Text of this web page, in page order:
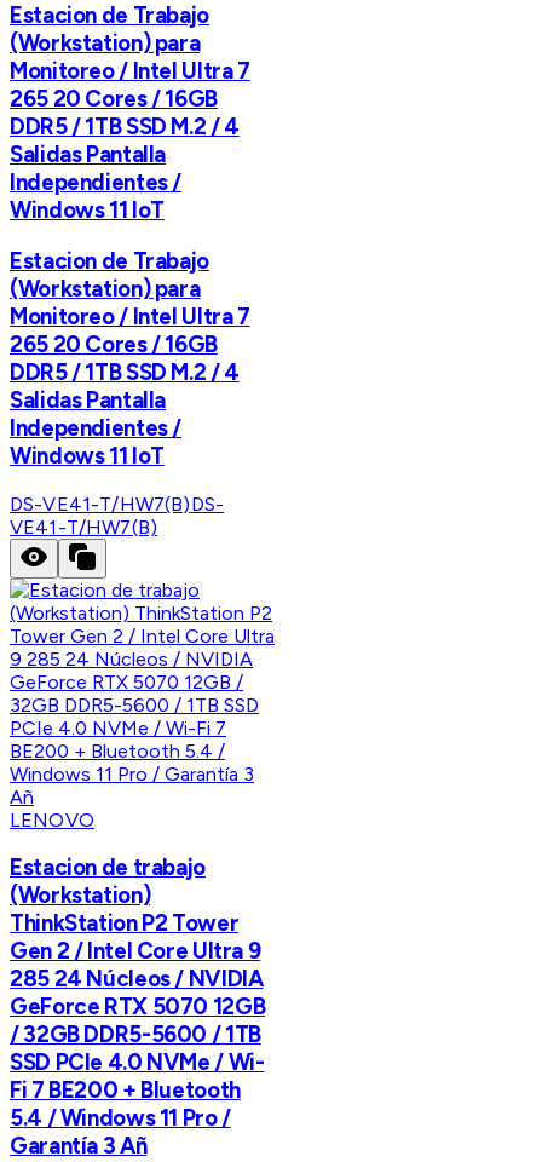
Estacion de Trabajo
(Workstation) para
Monitoreo / Intel Ultra 7
265 20 Cores / 16GB
DDR5 / 1TB SSD M.2 / 4
Salidas Pantalla
Independientes /
Windows 11 IoT
Estacion de Trabajo
(Workstation) para
Monitoreo / Intel Ultra 7
265 20 Cores / 16GB
DDR5 / 1TB SSD M.2 / 4
Salidas Pantalla
Independientes /
Windows 11 IoT
DS-VE41-T/HW7(B)DS-
VE41-T/HW7(B)
LENOVO
Estacion de trabajo
(Workstation)
ThinkStation P2 Tower
Gen 2 / Intel Core Ultra 9
285 24 Núcleos / NVIDIA
GeForce RTX 5070 12GB
/ 32GB DDR5-5600 / 1TB
SSD PCIe 4.0 NVMe / Wi-
Fi 7 BE200 + Bluetooth
5.4 / Windows 11 Pro /
Garantía 3 Añ